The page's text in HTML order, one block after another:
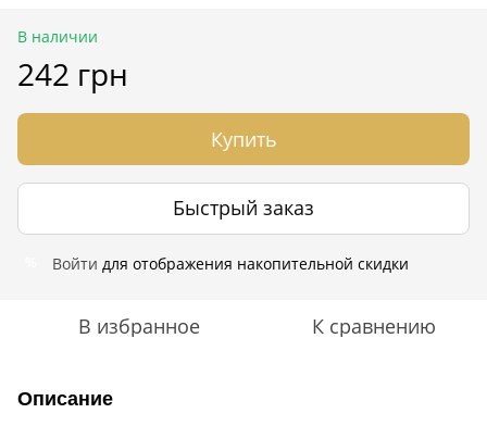
В наличии
242 грн
Купить
Быстрый заказ
Войти для отображения накопительной скидки
В избранное К сравнению
Описание